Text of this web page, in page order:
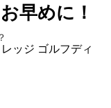
早めに！
ッジ ゴルフディ